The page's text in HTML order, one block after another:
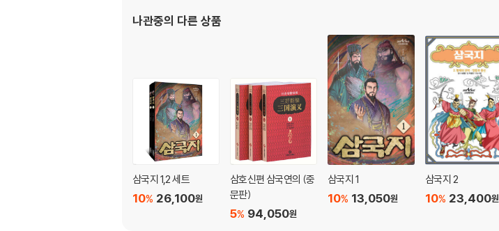
나관중의 다른 상품
삼국지 1,2 세트
26,100원
10%
삼호신편 삼국연의 (중
문판)
94,050원
5%
삼국지 1
13,050원
10%
삼국지 2
23,400원
10%